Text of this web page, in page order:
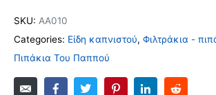
SKU: ΑΑ010
Categories: Είδη καπνιστού, Φιλτράκια -
Πιπάκια Του Παππού